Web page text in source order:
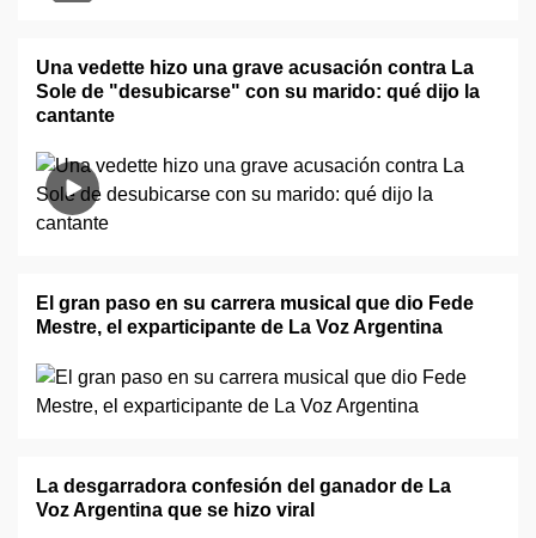
Una vedette hizo una grave acusación contra La
Sole de "desubicarse" con su marido: qué dijo la
cantante
El gran paso en su carrera musical que dio Fede
Mestre, el exparticipante de La Voz Argentina
La desgarradora confesión del ganador de La
Voz Argentina que se hizo viral